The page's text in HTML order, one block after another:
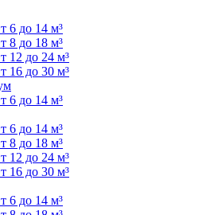
6 до 14 м³
8 до 18 м³
12 до 24 м³
16 до 30 м³
6 до 14 м³
6 до 14 м³
8 до 18 м³
12 до 24 м³
16 до 30 м³
6 до 14 м³